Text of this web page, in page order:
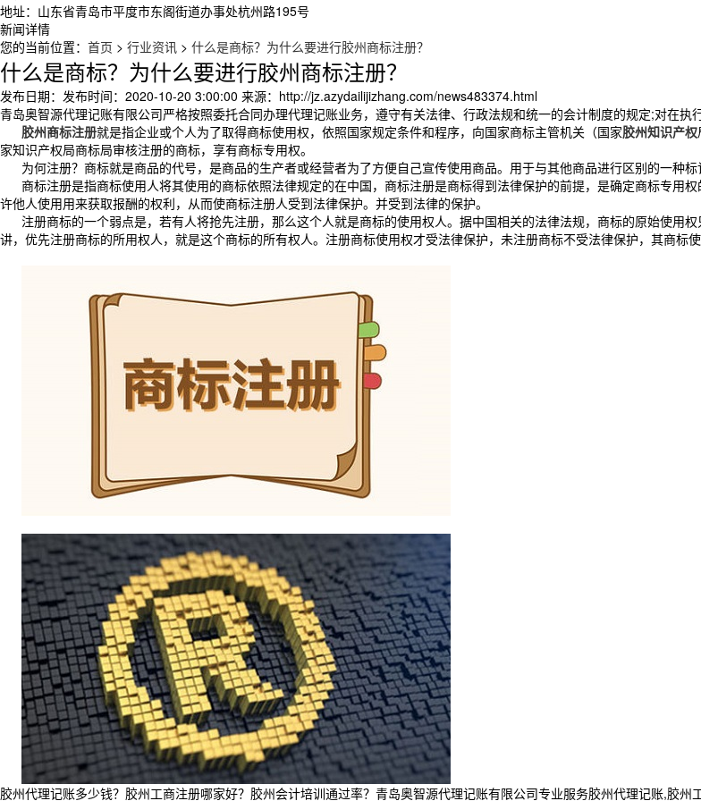
地址：山东省青岛市平度市东阁街道办事处杭州路195号
新闻详情
您的当前位置： 首页 > 行业资讯 > 什么是商标？为什么要进行胶州商标注册？
什么是商标？为什么要进行胶州商标注册？
发布日期： 发布时间：2020-10-20 3:00:00 来源： http://jz.azydailijizhang.com/news483374.html
青岛奥智源代理记账有限公司严格按照委托合同办理代理记账业务，遵守有关法律、行政法规和统一的会计制度的规定;对在执
胶州商标注册就是指企业或个人为了取得商标使用权，依照国家规定条件和程序，向国家商标主管机关（国家胶州知识产权
家知识产权局商标局审核注册的商标，享有商标专用权。
为何注册？商标就是商品的代号，是商品的生产者或经营者为了方便自己宣传使用商品。用于与其他商品进行区别的一种
商标注册是指商标使用人将其使用的商标依照法律规定的在中国，商标注册是商标得到法律保护的前提，是确定商标专用
许他人使用用来获取报酬的权利，从而使商标注册人受到法律保护。并受到法律的保护。
注册商标的一个弱点是，若有人将抢先注册，那么这个人就是商标的使用权人。据中国相关的法律法规，商标的原始使用
讲，优先注册商标的所用权人，就是这个商标的所有权人。注册商标使用权才受法律保护，未注册商标不受法律保护，其商标
胶州代理记账多少钱？胶州工商注册哪家好？胶州会计培训通过率？青岛奥智源代理记账有限公司专业服务胶州代理记账,胶